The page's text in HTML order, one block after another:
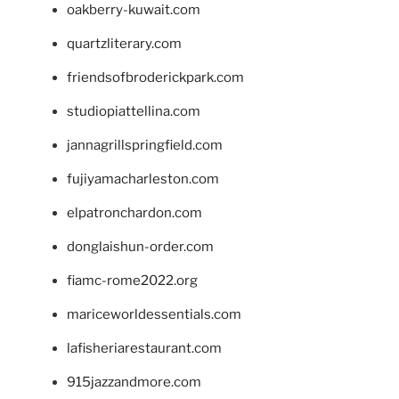
oakberry-kuwait.com
quartzliterary.com
friendsofbroderickpark.com
studiopiattellina.com
jannagrillspringfield.com
fujiyamacharleston.com
elpatronchardon.com
donglaishun-order.com
fiamc-rome2022.org
mariceworldessentials.com
lafisheriarestaurant.com
915jazzandmore.com